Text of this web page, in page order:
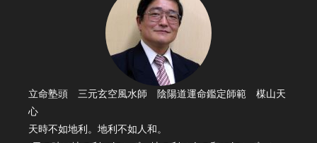
立命塾頭 三元玄空風水師 陰陽道運命鑑定師範 楳山天
心
天時不如地利。地利不如人和。